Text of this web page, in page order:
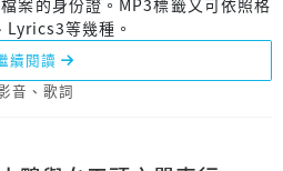
Lyrics3等幾種。
續閱讀
音 、 歌詞